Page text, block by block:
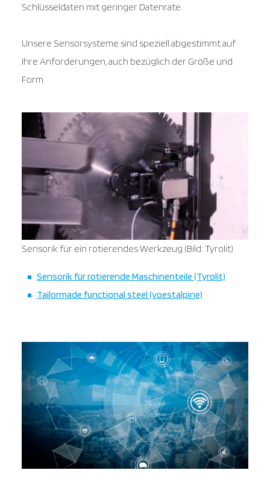
Schlüsseldaten mit geringer Datenrate.
Unsere Sensorsysteme sind speziell abgestimmt auf
Ihre Anforderungen, auch bezüglich der Größe und
Form.
Sensorik für ein rotierendes Werkzeug (Bild: Tyrolit)
Sensorik für rotierende Maschinenteile (Tyrolit)
Tailormade functional steel (voestalpine)